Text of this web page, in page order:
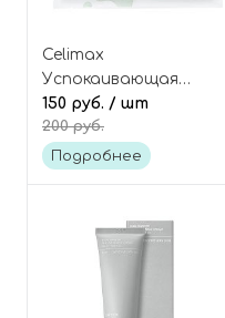
Celimax
Успокаивающая
тканевая маска с
центеллой азиатской,
The Real Cica Calming
150 руб. / шт
200 руб.
Подробнее